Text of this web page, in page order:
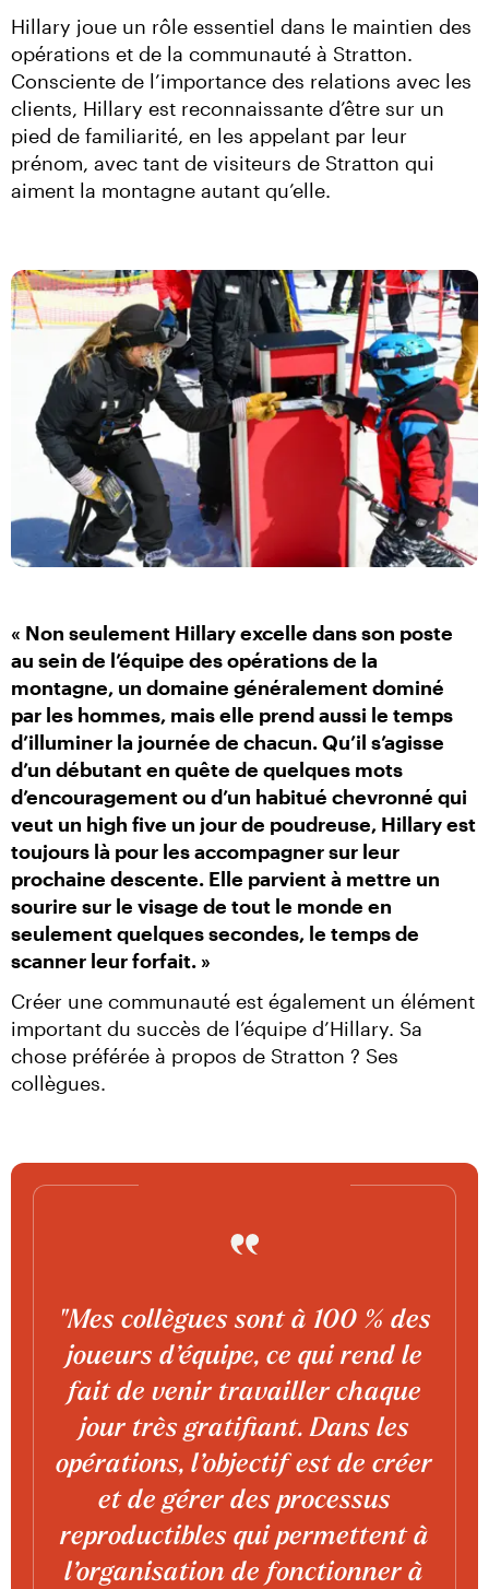
Hillary joue un rôle essentiel dans le maintien des
opérations et de la communauté à Stratton.
Consciente de l’importance des relations avec les
clients, Hillary est reconnaissante d’être sur un
pied de familiarité, en les appelant par leur
prénom, avec tant de visiteurs de Stratton qui
aiment la montagne autant qu’elle.
« Non seulement Hillary excelle dans son poste
au sein de l’équipe des opérations de la
montagne, un domaine généralement dominé
par les hommes, mais elle prend aussi le temps
d’illuminer la journée de chacun. Qu’il s’agisse
d’un débutant en quête de quelques mots
d’encouragement ou d’un habitué chevronné qui
veut un high five un jour de poudreuse, Hillary est
toujours là pour les accompagner sur leur
prochaine descente. Elle parvient à mettre un
sourire sur le visage de tout le monde en
seulement quelques secondes, le temps de
scanner leur forfait. »
Créer une communauté est également un élément
important du succès de l’équipe d’Hillary. Sa
chose préférée à propos de Stratton ? Ses
collègues.
"Mes collègues sont à 100 % des
joueurs d’équipe, ce qui rend le
fait de venir travailler chaque
jour très gratifiant. Dans les
opérations, l’objectif est de créer
et de gérer des processus
reproductibles qui permettent à
l’organisation de fonctionner à